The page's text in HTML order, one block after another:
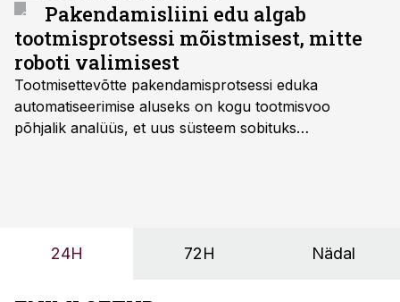
Pakendamisliini edu algab
tootmisprotsessi mõistmisest, mitte
roboti valimisest
Tootmisettevõtte pakendamisprotsessi eduka
automatiseerimise aluseks on kogu tootmisvoo
põhjalik analüüs, et uus süsteem sobituks
OÜ tegevjuht Sander Mitendorf.
24H 72H Nädal